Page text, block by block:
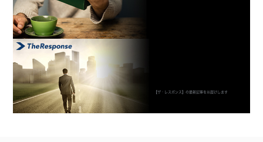
【ザ・レスポンス】の最新記事をお届けします